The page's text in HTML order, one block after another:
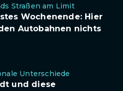
Straßen am Limit
Wochenende: Hier
Autobahnen nichts
Unterschiede
und diese